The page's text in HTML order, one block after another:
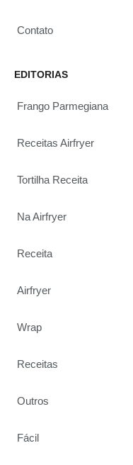
Contato
EDITORIAS
Frango Parmegiana
Receitas Airfryer
Tortilha Receita
Na Airfryer
Receita
Airfryer
Wrap
Receitas
Outros
Fácil